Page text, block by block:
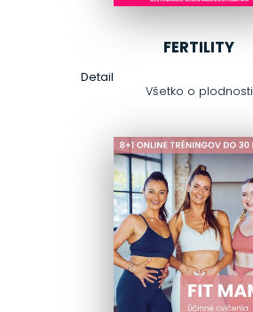
FERTILITY
Všetko o plodnosti
Detail